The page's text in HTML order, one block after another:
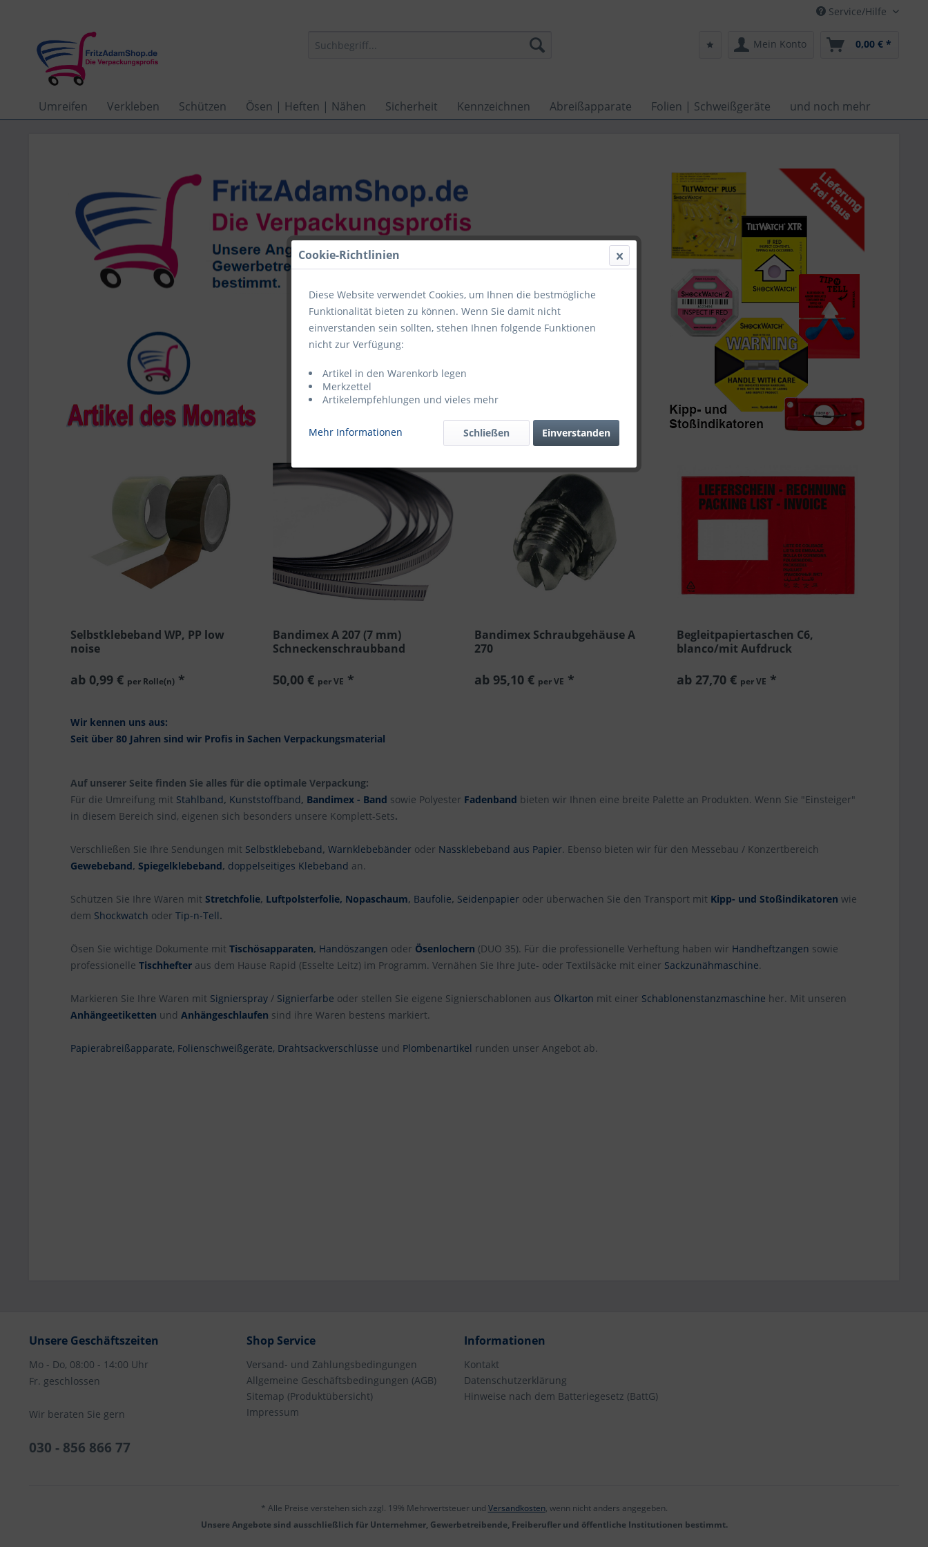
Service/Hilfe
Mein Konto 0,00 € *
Umreifen Verkleben Schützen Ösen | Heften | Nähen Sicherheit Kennzeichnen Abreißapparate Folien | Schweißgeräte und noch mehr
Bandimex A 207 (7 mm)
Schneckenschraubband
50,00 € per VE *
Begleitpapiertaschen C6,
blanco/mit Aufdruck
ab 27,70 € per VE *
Selbstklebeband WP, PP low
noise
ab 0,99 € per Rolle(n) *
Bandimex Schraubgehäuse A
270
ab 95,10 € per VE *
Wir kennen uns aus:
Seit über 80 Jahren sind wir Profis in Sachen Verpackungsmaterial
Auf unserer Seite finden Sie alles für die optimale Verpackung:
Für die Umreifung mit Stahlband, Kunststoffband, Bandimex - Band sowie Polyester Fadenband bieten wir Ihnen eine breite Palette an Produkten. Wenn Sie "Einsteiger"
in diesem Bereich sind, eigenen sich besonders unsere Komplett-Sets.
Verschließen Sie Ihre Sendungen mit Selbstklebeband, Warnklebebänder oder Nassklebeband aus Papier. Ebenso bieten wir für den Messebau / Konzertbereich
Gewebeband, Spiegelklebeband, doppelseitiges Klebeband an.
Schützen Sie Ihre Waren mit Stretchfolie, Luftpolsterfolie, Nopaschaum, Baufolie, Seidenpapier oder überwachen Sie den Transport mit Kipp- und Stoßindikatoren wie
dem Shockwatch oder Tip-n-Tell.
Ösen Sie wichtige Dokumente mit Tischösapparaten, Handöszangen oder Ösenlochern (DUO 35). Für die professionelle Verheftung haben wir Handheftzangen sowie
professionelle Tischhefter aus dem Hause Rapid (Esselte Leitz) im Programm. Vernähen Sie Ihre Jute- oder Textilsäcke mit einer Sackzunähmaschine.
Markieren Sie Ihre Waren mit Signierspray / Signierfarbe oder stellen Sie eigene Signierschablonen aus Ölkarton mit einer Schablonenstanzmaschine her. Mit unseren
Anhängeetiketten und Anhängeschlaufen sind ihre Waren bestens markiert.
Papierabreißapparate, Folienschweißgeräte, Drahtsackverschlüsse und Plombenartikel runden unser Angebot ab.
Unsere Geschäftszeiten
Mo - Do, 08:00 - 14:00 Uhr
Fr. geschlossen
Wir beraten Sie gern
030 - 856 866 77
Shop Service
Versand- und Zahlungsbedingungen
Allgemeine Geschäftsbedingungen (AGB)
Sitemap (Produktübersicht)
Impressum
Informationen
Kontakt
Datenschutzerklärung
Hinweise nach dem Batteriegesetz (BattG)
* Alle Preise verstehen sich zzgl. 19% Mehrwertsteuer und Versandkosten, wenn nicht anders angegeben.
Unsere Angebote sind ausschließlich für Unternehmer, Gewerbetreibende, Freiberufler und öffentliche Institutionen bestimmt.
Cookie-Richtlinien
Diese Website verwendet Cookies, um Ihnen die bestmögliche
Funktionalität bieten zu können. Wenn Sie damit nicht
einverstanden sein sollten, stehen Ihnen folgende Funktionen
nicht zur Verfügung:
Artikel in den Warenkorb legen
Merkzettel
Artikelempfehlungen und vieles mehr
Mehr Informationen Einverstanden
Schließen